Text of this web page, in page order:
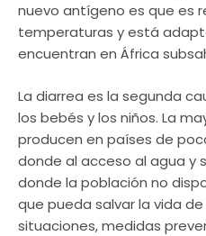
nuevo antígeno es que es
temperaturas y está
encuentran en África
La diarrea es la segunda
los bebés y los niños. La
producen en países de
donde al acceso al agua y
donde la población no
que pueda salvar la vida de
situaciones, medidas